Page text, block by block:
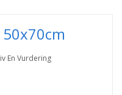
En Vurdering